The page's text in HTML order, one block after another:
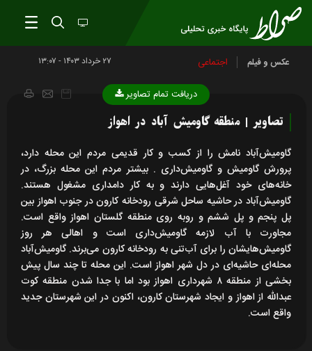
عکس و فیلم اجتماعی ۲۷ خرداد ۱۴۰۳ - ۱۳:۰۷
دریافت تمام تصاویر
تصاویر | منطقه گاومیش آباد در اهواز
گاومیش‌آباد نامش را از کسب و کار قدیمی مردم این محله دارد،
پرورش گاومیش و گاومیش‌داری . بیشتر مردم این محله بزرگ، در
خانه‌های خود آغل‌هایی دارند و به کار دامداری مشغول هستند.
گاومیش‌آباد در حاشیه ساحل شرقی رودخانه کارون در جنوب اهواز بین
پل پنجم و پل ششم و روبه‌ روی منطقه گلستان اهواز واقع است.
مجاورت با آب لازمه گاومیش‌داری است و اهالی هر روز
گاومیش‌هایشان را برای آب‌تنی به رودخانه کارون می‌برند. گاومیش‌آباد
محله‌ای حاشیه‌ای در دل شهر اهواز است. این محله تا چند سال پیش
بخشی از منطقه ۸ شهرداری اهواز بود اما با جدا شدن منطقه کوت
عبدالله از اهواز و ایجاد شهرستان کارون، اکنون در این شهرستان جدید
واقع است.